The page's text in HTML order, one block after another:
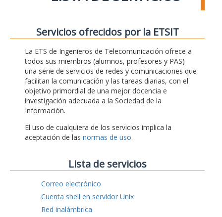
Servicios ofrecidos por la ETSIT
La ETS de Ingenieros de Telecomunicación ofrece a
todos sus miembros (alumnos, profesores y PAS)
una serie de servicios de redes y comunicaciones que
facilitan la comunicación y las tareas diarias, con el
objetivo primordial de una mejor docencia e
investigación adecuada a la Sociedad de la
Información.
El uso de cualquiera de los servicios implica la
aceptación de las normas de uso.
Lista de servicios
Correo electrónico
Cuenta shell en servidor Unix
Red inalámbrica